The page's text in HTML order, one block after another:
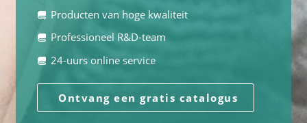
Producten van hoge kwaliteit
Professioneel R&D-team
24-uurs online service
Ontvang een gratis catalogus